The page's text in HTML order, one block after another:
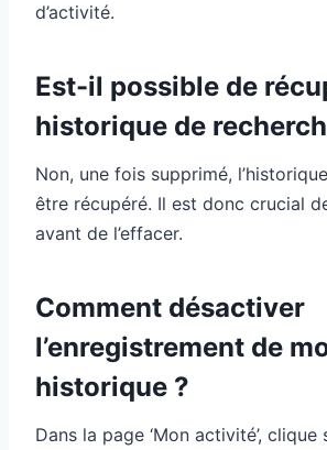
d’activité.
Est-il possible de
historique de
Non, une fois supprimé,
être récupéré. Il est donc crucial
avant de l’effacer.
Comment désactiver
l’enregistrement de
historique ?
Dans la page ‘Mon activité’, clique